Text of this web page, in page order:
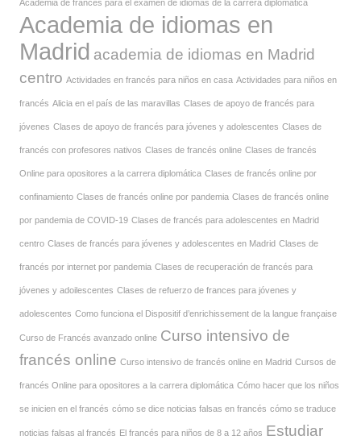
Academia de francés para el examen de idiomas de la carrera diplomática
Academia de idiomas en
Madrid academia de idiomas en Madrid
centro Actividades en francés para niños en casa Actividades para niños en
francés Alicia en el país de las maravillas Clases de apoyo de francés para
jóvenes Clases de apoyo de francés para jóvenes y adolescentes Clases de
francés con profesores nativos Clases de francés online Clases de francés
Online para opositores a la carrera diplomática Clases de francés online por
confinamiento Clases de francés online por pandemia Clases de francés online
por pandemia de COVID-19 Clases de francés para adolescentes en Madrid
centro Clases de francés para jóvenes y adolescentes en Madrid Clases de
francés por internet por pandemia Clases de recuperación de francés para
jóvenes y adoilescentes Clases de refuerzo de frances para jóvenes y
adolescentes Como funciona el Dispositif d’enrichissement de la langue française
Curso de Francés avanzado online Curso intensivo de
francés online Curso intensivo de francés online en Madrid Cursos de
francés Online para opositores a la carrera diplomática Cómo hacer que los niños
se inicien en el francés cómo se dice noticias falsas en francés cómo se traduce
noticias falsas al francés El francés para niños de 8 a 12 años Estudiar